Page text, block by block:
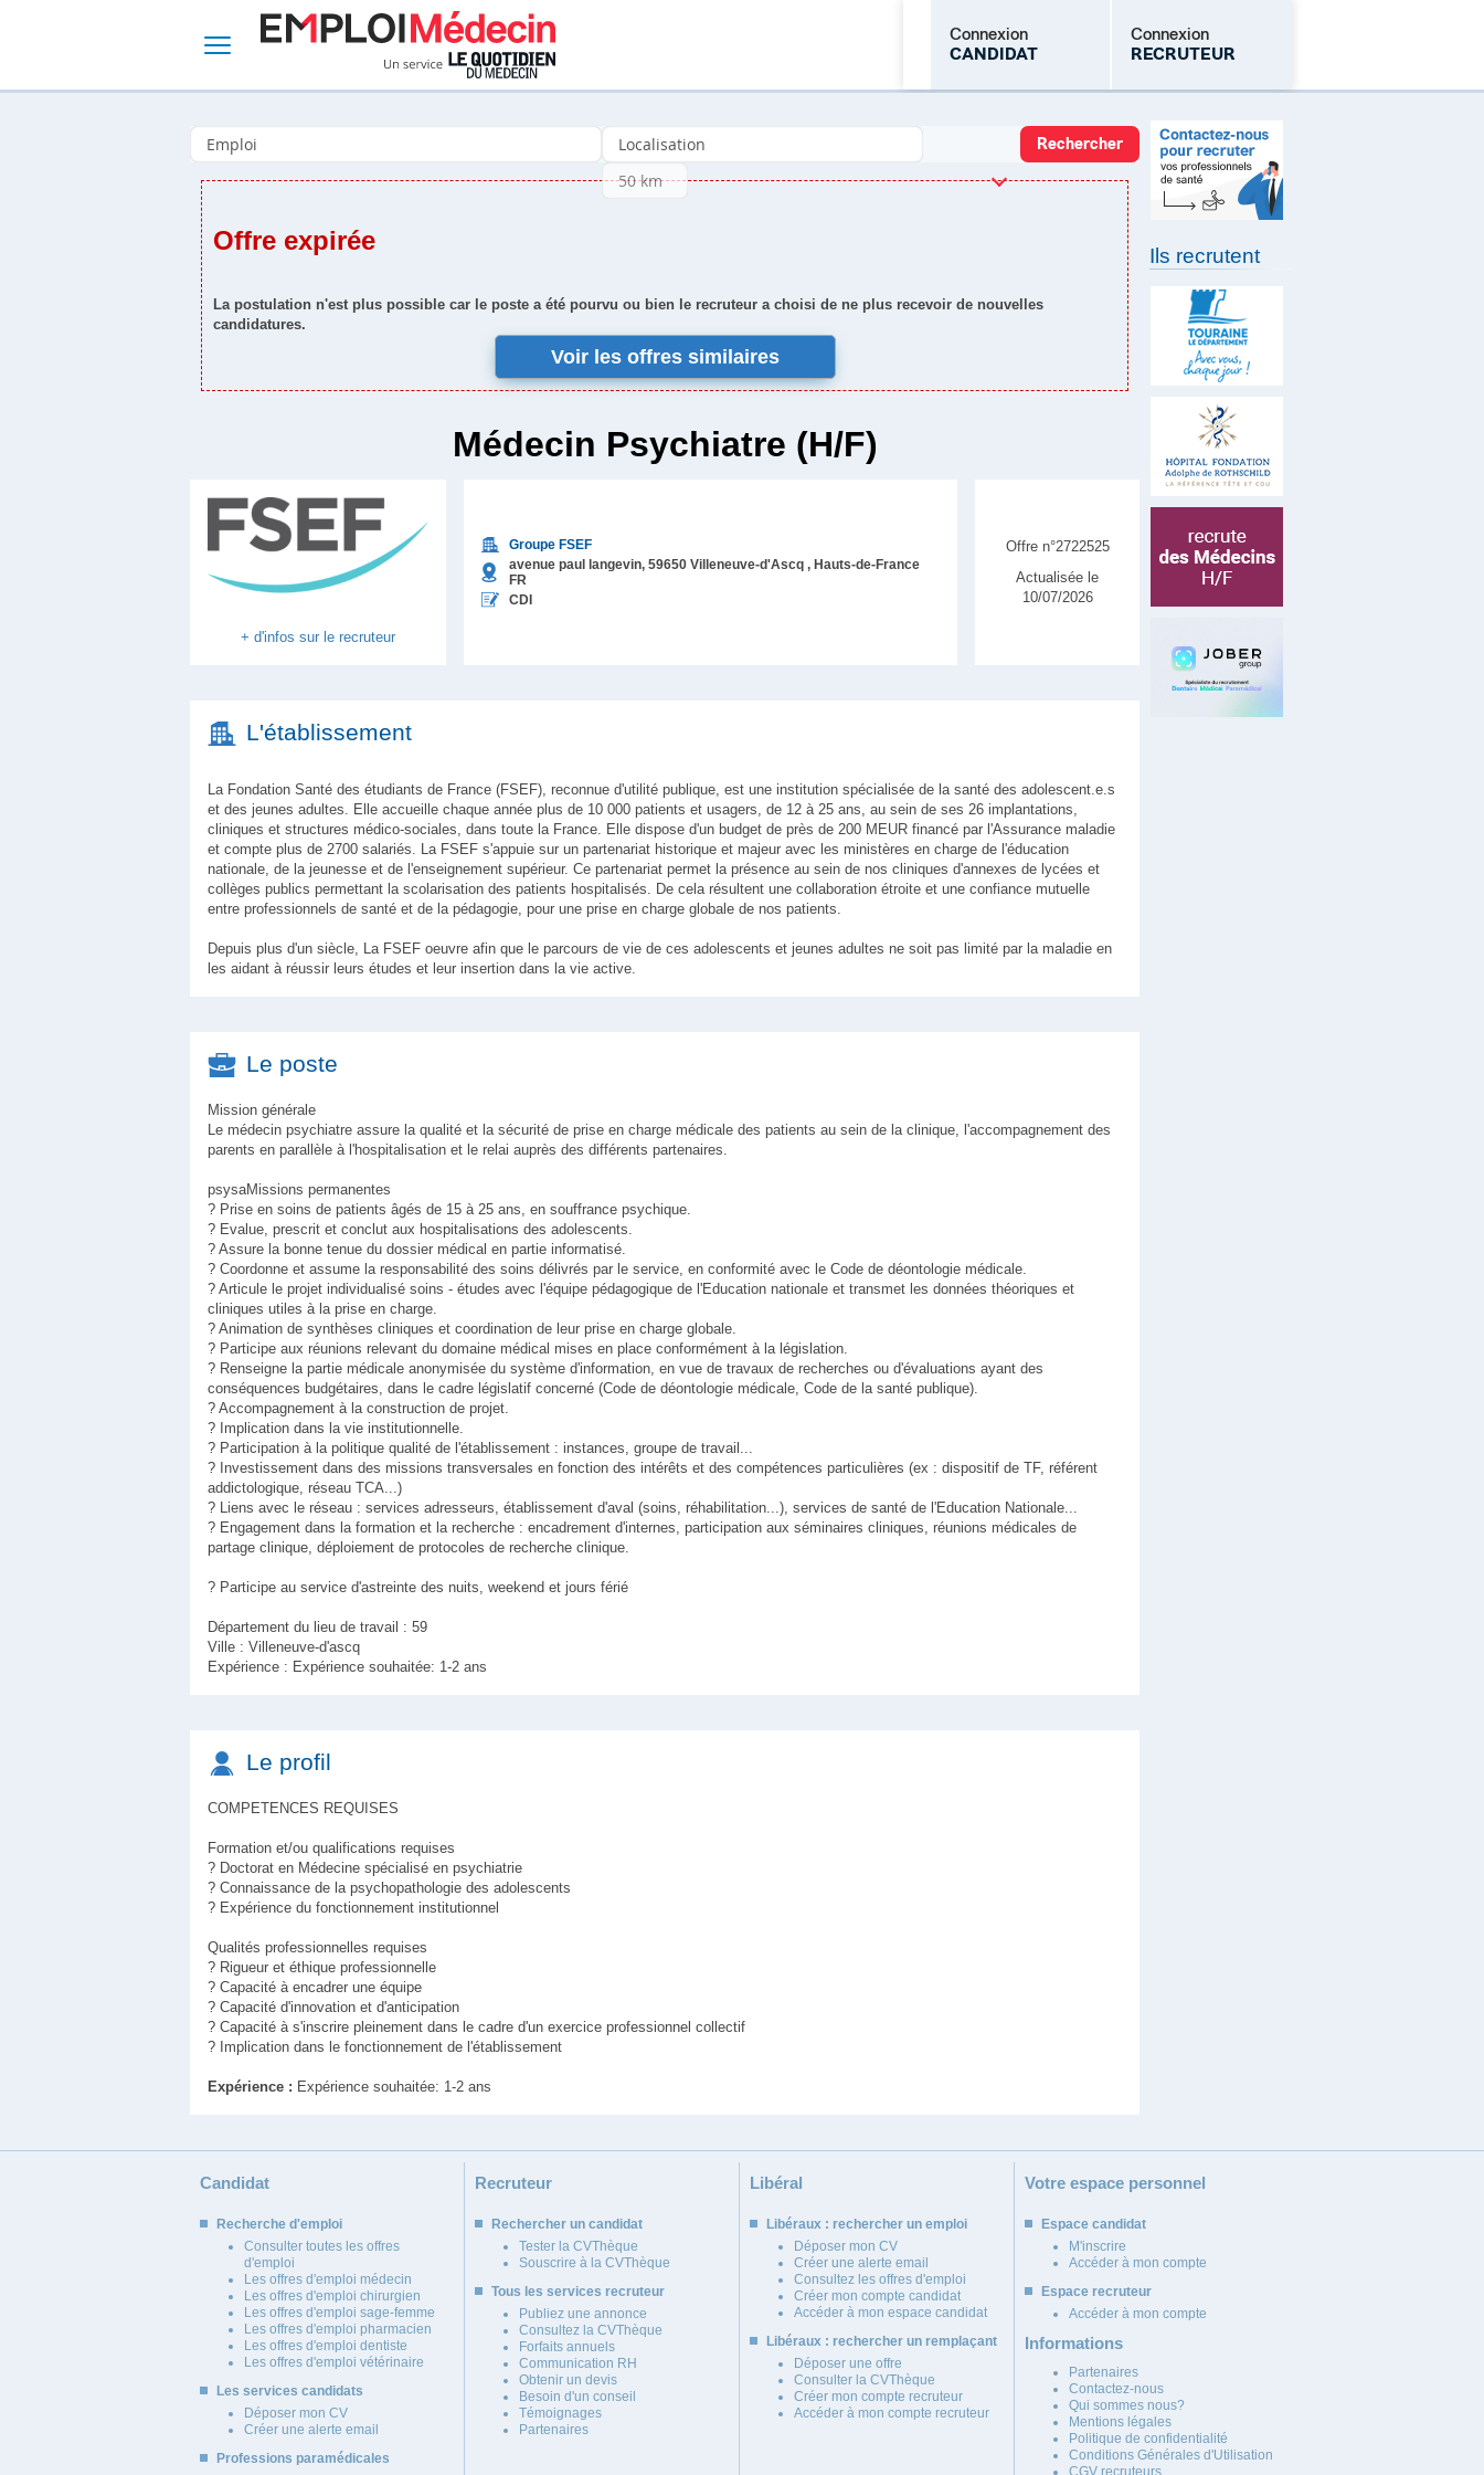
Connexion
CANDIDAT
Connexion
RECRUTEUR
Mot de passe oublié
Offre expirée
La postulation n'est plus possible car le poste a été pourvu ou bien le recruteur a choisi de ne plus recevoir de nouvelles
candidatures.
Voir les offres similaires
Médecin Psychiatre (H/F)
+ d'infos sur le recruteur
Groupe FSEF
avenue paul langevin, 59650 Villeneuve-d'Ascq , Hauts-de-France
FR
CDI
Offre n°2722525
Actualisée le
10/07/2026
L'établissement
La Fondation Santé des étudiants de France (FSEF), reconnue d'utilité publique, est une institution spécialisée de la santé des adolescent.e.s
et des jeunes adultes. Elle accueille chaque année plus de 10 000 patients et usagers, de 12 à 25 ans, au sein de ses 26 implantations,
cliniques et structures médico-sociales, dans toute la France. Elle dispose d'un budget de près de 200 MEUR financé par l'Assurance maladie
et compte plus de 2700 salariés. La FSEF s'appuie sur un partenariat historique et majeur avec les ministères en charge de l'éducation
nationale, de la jeunesse et de l'enseignement supérieur. Ce partenariat permet la présence au sein de nos cliniques d'annexes de lycées et
collèges publics permettant la scolarisation des patients hospitalisés. De cela résultent une collaboration étroite et une confiance mutuelle
entre professionnels de santé et de la pédagogie, pour une prise en charge globale de nos patients.
Depuis plus d'un siècle, La FSEF oeuvre afin que le parcours de vie de ces adolescents et jeunes adultes ne soit pas limité par la maladie en
les aidant à réussir leurs études et leur insertion dans la vie active.
Le poste
Mission générale
Le médecin psychiatre assure la qualité et la sécurité de prise en charge médicale des patients au sein de la clinique, l'accompagnement des
parents en parallèle à l'hospitalisation et le relai auprès des différents partenaires.
psysaMissions permanentes
? Prise en soins de patients âgés de 15 à 25 ans, en souffrance psychique.
? Evalue, prescrit et conclut aux hospitalisations des adolescents.
? Assure la bonne tenue du dossier médical en partie informatisé.
? Coordonne et assume la responsabilité des soins délivrés par le service, en conformité avec le Code de déontologie médicale.
? Articule le projet individualisé soins - études avec l'équipe pédagogique de l'Education nationale et transmet les données théoriques et
cliniques utiles à la prise en charge.
? Animation de synthèses cliniques et coordination de leur prise en charge globale.
? Participe aux réunions relevant du domaine médical mises en place conformément à la législation.
? Renseigne la partie médicale anonymisée du système d'information, en vue de travaux de recherches ou d'évaluations ayant des
conséquences budgétaires, dans le cadre législatif concerné (Code de déontologie médicale, Code de la santé publique).
? Accompagnement à la construction de projet.
? Implication dans la vie institutionnelle.
? Participation à la politique qualité de l'établissement : instances, groupe de travail...
? Investissement dans des missions transversales en fonction des intérêts et des compétences particulières (ex : dispositif de TF, référent
addictologique, réseau TCA...)
? Liens avec le réseau : services adresseurs, établissement d'aval (soins, réhabilitation...), services de santé de l'Education Nationale...
? Engagement dans la formation et la recherche : encadrement d'internes, participation aux séminaires cliniques, réunions médicales de
partage clinique, déploiement de protocoles de recherche clinique.
? Participe au service d'astreinte des nuits, weekend et jours férié
Département du lieu de travail : 59
Ville : Villeneuve-d'ascq
Expérience : Expérience souhaitée: 1-2 ans
Le profil
COMPETENCES REQUISES
Formation et/ou qualifications requises
? Doctorat en Médecine spécialisé en psychiatrie
? Connaissance de la psychopathologie des adolescents
? Expérience du fonctionnement institutionnel
Qualités professionnelles requises
? Rigueur et éthique professionnelle
? Capacité à encadrer une équipe
? Capacité d'innovation et d'anticipation
? Capacité à s'inscrire pleinement dans le cadre d'un exercice professionnel collectif
? Implication dans le fonctionnement de l'établissement
Expérience : Expérience souhaitée: 1-2 ans
Ils recrutent
Candidat
Recherche d'emploi
Consulter toutes les offres
d'emploi
Les offres d'emploi médecin
Les offres d'emploi chirurgien
Les offres d'emploi sage-femme
Les offres d'emploi pharmacien
Les offres d'emploi dentiste
Les offres d'emploi vétérinaire
Les services candidats
Déposer mon CV
Créer une alerte email
Professions paramédicales
Recruteur
Rechercher un candidat
Tester la CVThèque
Souscrire à la CVThèque
Tous les services recruteur
Publiez une annonce
Consultez la CVThèque
Forfaits annuels
Communication RH
Obtenir un devis
Besoin d'un conseil
Témoignages
Partenaires
Libéral
Libéraux : rechercher un emploi
Déposer mon CV
Créer une alerte email
Consultez les offres d'emploi
Créer mon compte candidat
Accéder à mon espace candidat
Libéraux : rechercher un remplaçant
Déposer une offre
Consulter la CVThèque
Créer mon compte recruteur
Accéder à mon compte recruteur
Votre espace personnel
Espace candidat
M'inscrire
Accéder à mon compte
Espace recruteur
Accéder à mon compte
Informations
Partenaires
Contactez-nous
Qui sommes nous?
Mentions légales
Politique de confidentialité
Conditions Générales d'Utilisation
CGV recruteurs